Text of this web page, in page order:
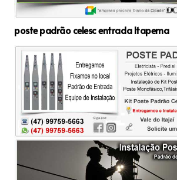
poste padrão celesc entrada Itapema